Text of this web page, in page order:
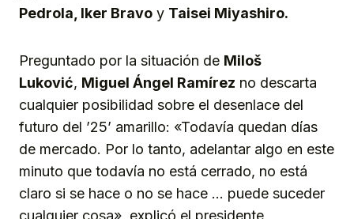
Pedrola, Iker Bravo y Taisei Miyashiro.
Preguntado por la situación de Miloš
Luković, Miguel Ángel Ramírez no descarta
cualquier posibilidad sobre el desenlace del
futuro del ’25’ amarillo: «Todavía quedan días
de mercado. Por lo tanto, adelantar algo en este
minuto que todavía no está cerrado, no está
claro si se hace o no se hace … puede suceder
cualquier cosa», explicó el presidente